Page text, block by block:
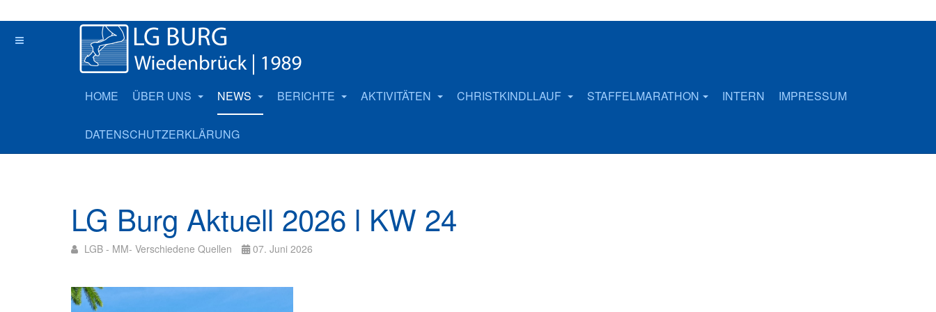
HOME ÜBER UNS NEWS BERICHTE AKTIVITÄTEN CHRISTKINDLLAUF STAFFELMARATHON INTERN IMPRESSUM
DATENSCHUTZERKLÄRUNG
LG Burg Aktuell 2026 l KW 24
LGB - MM- Verschiedene Quellen 07. Juni 2026